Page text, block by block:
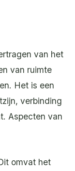
van het
van ruimte
Het is een
verbinding
Aspecten van
omvat het